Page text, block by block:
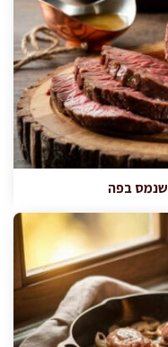
שנמס בפה